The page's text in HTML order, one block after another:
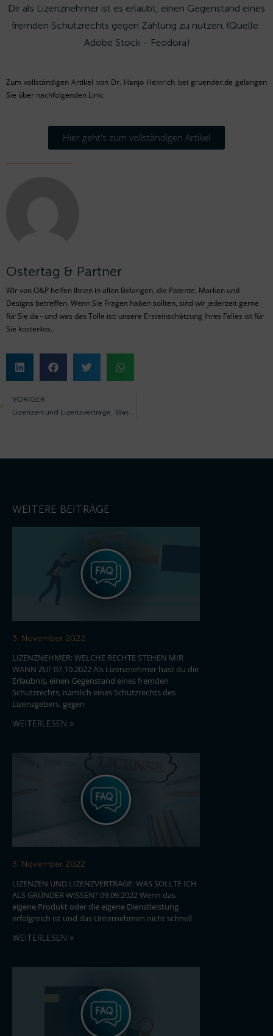
Dir als Lizenznehmer ist es erlaubt, einen Gegenstand eines
fremden Schutzrechts gegen Zahlung zu nutzen. (Quelle:
Adobe Stock - Feodora)
Zum vollständigen Artikel von Dr. Hanjo Heinrich bei gruender.de gelangen
Sie über nachfolgenden Link:
Hier geht's zum vollständigen Artikel
Ostertag & Partner
Wir von O&P helfen Ihnen in allen Belangen, die Patente, Marken und
Designs betreffen. Wenn Sie Fragen haben sollten, sind wir jederzeit gerne
für Sie da - und was das Tolle ist: unsere Ersteinschätzung Ihres Falles ist für
Sie kostenlos.
VORIGER
WEITERE BEITRÄGE
3. November 2022
LIZENZNEHMER: WELCHE RECHTE STEHEN MIR
WANN ZU? 07.10.2022 Als Lizenznehmer hast du die
Erlaubnis, einen Gegenstand eines fremden
Schutzrechts, nämlich eines Schutzrechts des
Lizenzgebers, gegen
WEITERLESEN »
3. November 2022
LIZENZEN UND LIZENZVERTRÄGE: WAS SOLLTE ICH
ALS GRÜNDER WISSEN? 09.09.2022 Wenn das
eigene Produkt oder die eigene Dienstleistung
erfolgreich ist und das Unternehmen nicht schnell
WEITERLESEN »